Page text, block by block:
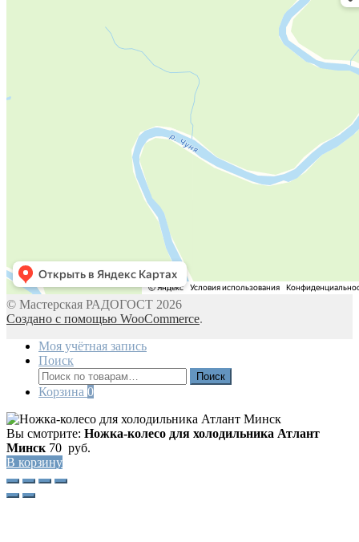
© Мастерская РАДОГОСТ 2026
Создано с помощью WooCommerce.
Моя учётная запись
Поиск
Искать:
Поиск
Корзина 0
Вы смотрите: Ножка-колесо для холодильника Атлант
Минск 70 руб.
В корзину